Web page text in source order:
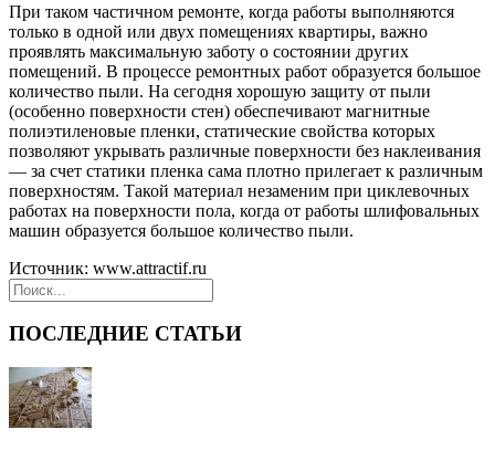
При таком частичном ремонте, когда работы выполняются
только в одной или двух помещениях квартиры, важно
проявлять максимальную заботу о состоянии других
помещений. В процессе ремонтных работ образуется большое
количество пыли. На сегодня хорошую защиту от пыли
(особенно поверхности стен) обеспечивают магнитные
полиэтиленовые пленки, статические свойства которых
позволяют укрывать различные поверхности без наклеивания
— за счет статики пленка сама плотно прилегает к различным
поверхностям. Такой материал незаменим при циклевочных
работах на поверхности пола, когда от работы шлифовальных
машин образуется большое количество пыли.
Источник: www.attractif.ru
ПОСЛЕДНИЕ СТАТЬИ